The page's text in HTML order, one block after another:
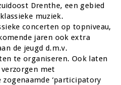
Drenthe, een gebied
muziek.
concerten op topniveau,
jaren ook extra
de jeugd d.m.v.
te organiseren. Ook laten
met
‘participatory